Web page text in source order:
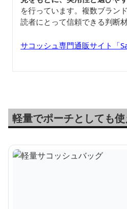
を行っています。複数ブラン
読者にとって信頼できる判断
サコッシュ専門通販サイト「
軽量でポーチとしても